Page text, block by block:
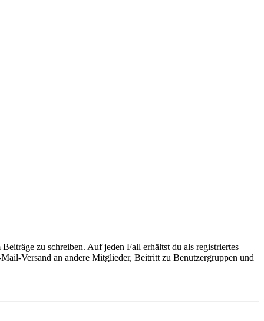
zu schreiben. Auf jeden Fall erhältst du als registriertes
Versand an andere Mitglieder, Beitritt zu Benutzergruppen und